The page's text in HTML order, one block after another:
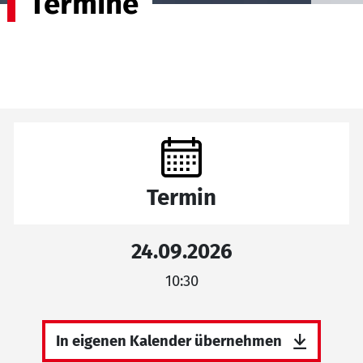
Termin
24.09.2026
10:30
In eigenen Kalender übernehmen